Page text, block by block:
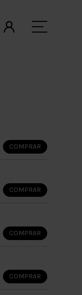
COMPRAR
COMPRAR
COMPRAR
COMPRAR